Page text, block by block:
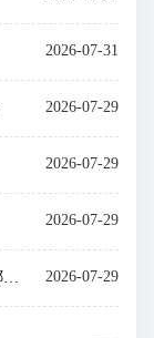
2026-07-31
2026-07-29
2026-07-29
2026-07-29
自动化测试报告和手工测试报告注意事项有哪些？ 2026-07-29